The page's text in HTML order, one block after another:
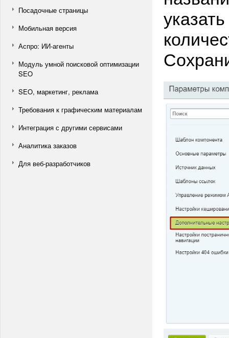
Посадочные страницы
Мобильная версия
Аспро: ИИ-агенты
Модуль умной поисковой оптимизации
SEO
SEO, маркетинг, реклама
Требования к графическим материалам
Интеграция с другими сервисами
Аналитика заказов
Для веб-разработчиков